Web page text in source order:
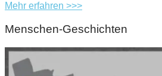
Mehr erfahren >>>
Menschen-Geschichten